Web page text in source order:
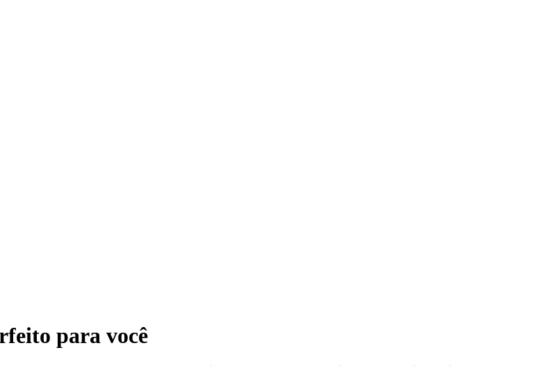
para você